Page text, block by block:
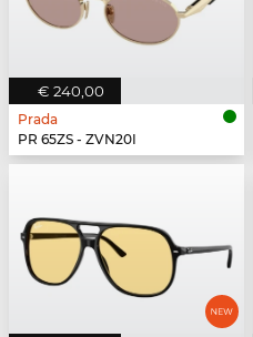
€ 240,00
Prada
PR 65ZS - ZVN20I